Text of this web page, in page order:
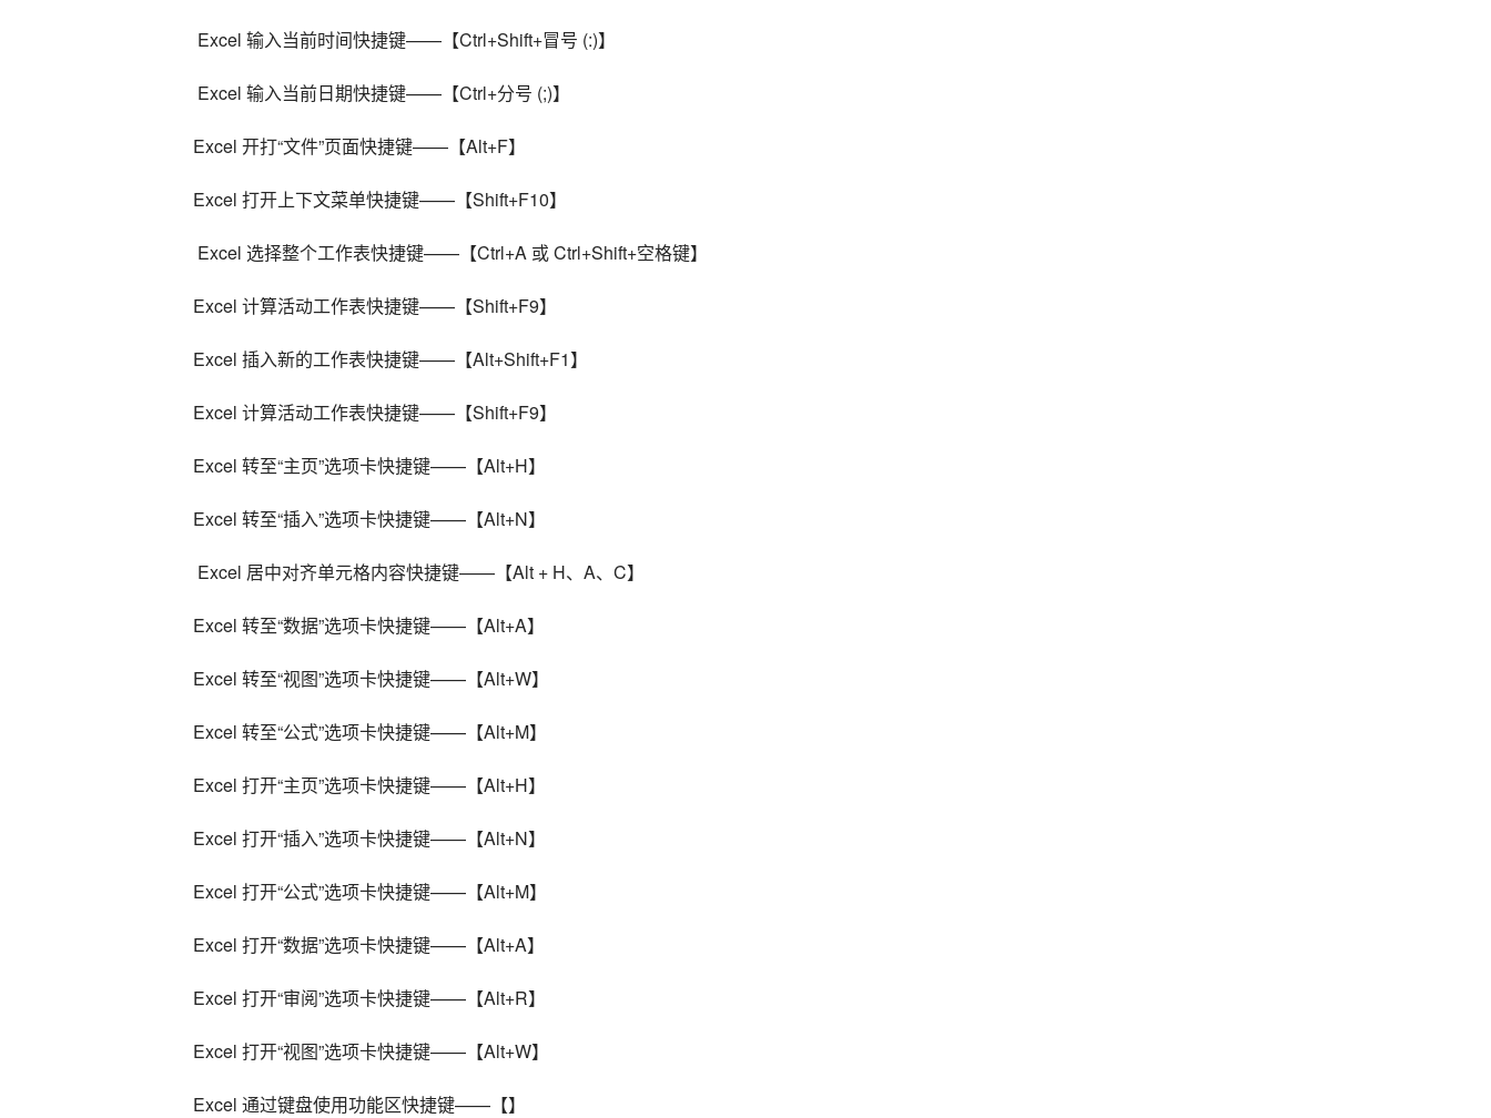
Excel 输入当前时间快捷键——【Ctrl+Shift+冒号 (:)】
Excel 输入当前日期快捷键——【Ctrl+分号 (;)】
Excel 开打“文件”页面快捷键——【Alt+F】
Excel 打开上下文菜单快捷键——【Shift+F10】
Excel 选择整个工作表快捷键——【Ctrl+A 或 Ctrl+Shift+空格键】
Excel 计算活动工作表快捷键——【Shift+F9】
Excel 插入新的工作表快捷键——【Alt+Shift+F1】
Excel 计算活动工作表快捷键——【Shift+F9】
Excel 转至“主页”选项卡快捷键——【Alt+H】
Excel 转至“插入”选项卡快捷键——【Alt+N】
Excel 居中对齐单元格内容快捷键——【Alt + H、A、C】
Excel 转至“数据”选项卡快捷键——【Alt+A】
Excel 转至“视图”选项卡快捷键——【Alt+W】
Excel 转至“公式”选项卡快捷键——【Alt+M】
Excel 打开“主页”选项卡快捷键——【Alt+H】
Excel 打开“插入”选项卡快捷键——【Alt+N】
Excel 打开“公式”选项卡快捷键——【Alt+M】
Excel 打开“数据”选项卡快捷键——【Alt+A】
Excel 打开“审阅”选项卡快捷键——【Alt+R】
Excel 打开“视图”选项卡快捷键——【Alt+W】
Excel 通过键盘使用功能区快捷键——【】